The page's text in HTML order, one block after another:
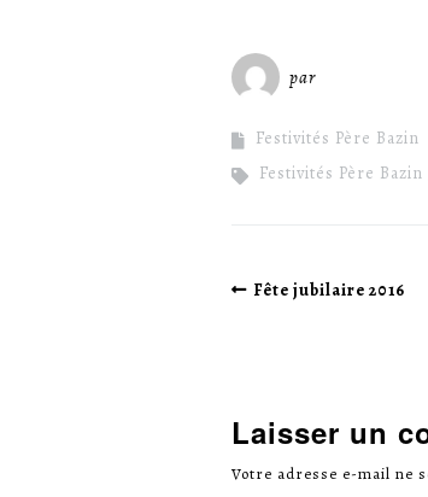
par
Festivités Père Bazin
Festivités Père Bazin
Fête jubilaire 2016
Laisser un
Votre adresse e-mail ne